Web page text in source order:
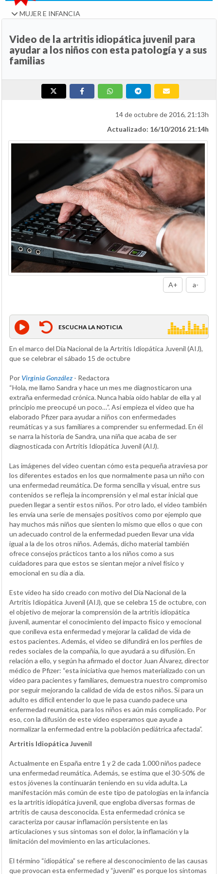
MUJER E INFANCIA
Video de la artritis idiopática juvenil para
ayudar a los niños con esta patología y a sus
familias
14 de octubre de 2016, 21:13h
Actualizado: 16/10/2016 21:14h
A+ a-
ESCUCHA LA NOTICIA
En el marco del Día Nacional de la Artritis Idiopática Juvenil (AIJ),
que se celebrar el sábado 15 de octubre
Por Virginia González - Redactora
“Hola, me llamo Sandra y hace un mes me diagnosticaron una
extraña enfermedad crónica. Nunca había oído hablar de ella y al
principio me preocupé un poco…”. Así empieza el video que ha
elaborado Pfizer para ayudar a niños con enfermedades
reumáticas y a sus familiares a comprender su enfermedad. En él
se narra la historia de Sandra, una niña que acaba de ser
diagnosticada con Artritis Idiopática Juvenil (AIJ).
Las imágenes del vídeo cuentan cómo esta pequeña atraviesa por
los diferentes estados en los que normalmente pasa un niño con
una enfermedad reumática. De forma sencilla y visual, entre sus
contenidos se refleja la incomprensión y el mal estar inicial que
pueden llegar a sentir estos niños. Por otro lado, el video también
les envía una serie de mensajes positivos como por ejemplo que
hay muchos más niños que sienten lo mismo que ellos o que con
un adecuado control de la enfermedad pueden llevar una vida
igual a la de los otros niños. Además, dicho material también
ofrece consejos prácticos tanto a los niños como a sus
cuidadores para que estos se sientan mejor a nivel físico y
emocional en su día a día.
Este video ha sido creado con motivo del Día Nacional de la
Artritis Idiopática Juvenil (AIJ), que se celebra 15 de octubre, con
el objetivo de mejorar la comprensión de la artritis idiopática
juvenil, aumentar el conocimiento del impacto físico y emocional
que conlleva esta enfermedad y mejorar la calidad de vida de
estos pacientes. Además, el vídeo se difundirá en los perfiles de
redes sociales de la compañía, lo que ayudará a su difusión. En
relación a ello, y según ha afirmado el doctor Juan Álvarez, director
médico de Pfizer: “esta iniciativa que hemos materializado con un
vídeo para pacientes y familiares, demuestra nuestro compromiso
por seguir mejorando la calidad de vida de estos niños. Si para un
adulto es difícil entender lo que le pasa cuando padece una
enfermedad reumática, para los niños es aún más complicado. Por
eso, con la difusión de este video esperamos que ayude a
normalizar la enfermedad entre la población pediátrica afectada”.
Artritis Idiopática Juvenil
Actualmente en España entre 1 y 2 de cada 1.000 niños padece
una enfermedad reumática. Además, se estima que el 30-50% de
estos jóvenes la continuarán teniendo en su vida adulta. La
manifestación más común de este tipo de patologías en la infancia
es la artritis idiopática juvenil, que engloba diversas formas de
artritis de causa desconocida. Esta enfermedad crónica se
caracteriza por causar inflamación persistente en las
articulaciones y sus síntomas son el dolor, la inflamación y la
limitación del movimiento en las articulaciones.
El término “idiopática” se refiere al desconocimiento de las causas
que provocan esta enfermedad y “juvenil” es porque los síntomas